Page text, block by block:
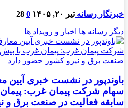
خبرنگار رسانهتیر ۲۰, ۱۴۰۵ 0
28
دیگر رسانه ها اخبار و رویداد ها
باوندپور در نشست خبری آیین
سابقه فعالیت در صنعت برق و